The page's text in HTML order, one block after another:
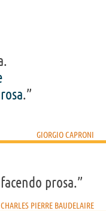
rosa.”
GIORGIO CAPRONI
prosa.”
CHARLES PIERRE BAUDELAIRE